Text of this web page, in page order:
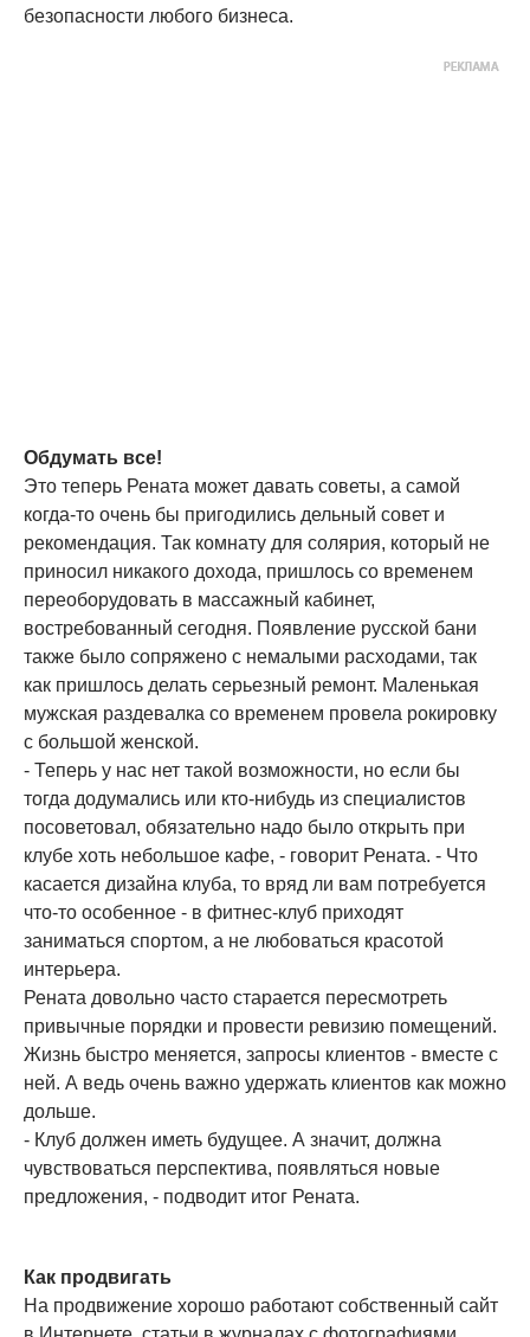
безопасности любого бизнеса.
Обдумать все!
Это теперь Рената может давать советы, а самой
когда-то очень бы пригодились дельный совет и
рекомендация. Так комнату для солярия, который не
приносил никакого дохода, пришлось со временем
переоборудовать в массажный кабинет,
востребованный сегодня. Появление русской бани
также было сопряжено с немалыми расходами, так
как пришлось делать серьезный ремонт. Маленькая
мужская раздевалка со временем провела рокировку
с большой женской.
- Теперь у нас нет такой возможности, но если бы
тогда додумались или кто-нибудь из специалистов
посоветовал, обязательно надо было открыть при
клубе хоть небольшое кафе, - говорит Рената. - Что
касается дизайна клуба, то вряд ли вам потребуется
что-то особенное - в фитнес-клуб приходят
заниматься спортом, а не любоваться красотой
интерьера.
Рената довольно часто старается пересмотреть
привычные порядки и провести ревизию помещений.
Жизнь быстро меняется, запросы клиентов - вместе с
ней. А ведь очень важно удержать клиентов как можно
дольше.
- Клуб должен иметь будущее. А значит, должна
чувствоваться перспектива, появляться новые
предложения, - подводит итог Рената.
Как продвигать
На продвижение хорошо работают собственный сайт